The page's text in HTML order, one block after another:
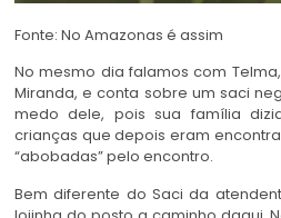
Fonte: No Amazonas é assim
No mesmo dia falamos com
Miranda, e conta sobre um saci
medo dele, pois sua família
crianças que depois eram
“abobadas” pelo encontro.
Bem diferente do Saci da